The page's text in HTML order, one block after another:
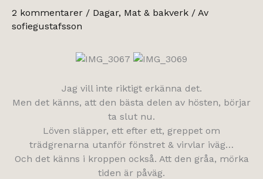
2 kommentarer / Dagar, Mat & bakverk / Av
sofiegustafsson
Jag vill inte riktigt erkänna det.
Men det känns, att den bästa delen av hösten, börjar
ta slut nu.
Löven släpper, ett efter ett, greppet om
trädgrenarna utanför fönstret & virvlar iväg…
Och det känns i kroppen också. Att den gråa, mörka
tiden är påväg.